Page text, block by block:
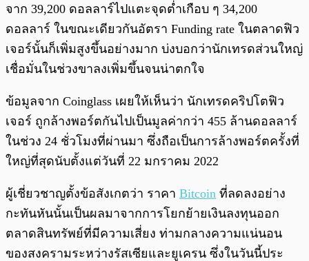
จาก 39,200 ดอลลาร์ไปแตะจุดต่ำเกือบ ๆ 34,200
ดอลลาร์ ในขณะเดียวกันอัตรา Funding rate ในตลาดฟิว
เจอร์นั้นก็เพิ่มสูงขึ้นอย่างมาก บ่งบอกว่านักเทรดส่วนใหญ่
เชื่อมั่นในช่วงขาลงเพิ่มขึ้นจนน่าตกใจ
ข้อมูลจาก Coinglass เผยให้เห็นว่า นักเทรดคริปโตฟิว
เจอร์ ถูกล้างพอร์ตกันไปเป็นมูลค่ากว่า 455 ล้านดอลลาร์
ในช่วง 24 ชั่วโมงที่ผ่านมา ซึ่งถือเป็นการล้างพอร์ตครั้งที่
ใหญ่ที่สุดนับตั้งแต่วันที่ 22 มกราคม 2022
ผู้เชี่ยวชาญตั้งข้อสังเกตว่า ราคา Bitcoin ที่ลดลงอย่าง
กะทันหันนั้นเป็นผลมาจากการโยกย้ายเงินลงทุนออก
ตลาดสินทรัพย์ที่มีความเสี่ยง ท่ามกลางความแน่นอน
ของสงครามระหว่างรัสเซียและยูเครน ซึ่งในวันนี้ประ